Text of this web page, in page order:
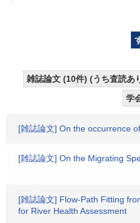
雑誌論文 (10件) (うち査読あ
学
[雑誌論文] On the occurrence
[雑誌論文] On the Migrating
[雑誌論文] Flow-Path Fitting
for River Health Assessment